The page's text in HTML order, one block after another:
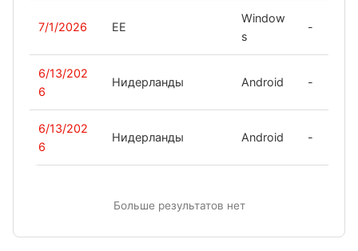
7/1/2026 EE
Window
s
-
6/13/202
6
Нидерланды Android -
6/13/202
6
Нидерланды Android -
Больше результатов нет